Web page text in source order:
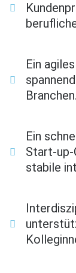
Ein
Branchen.
Ein
Start-up-
stabile